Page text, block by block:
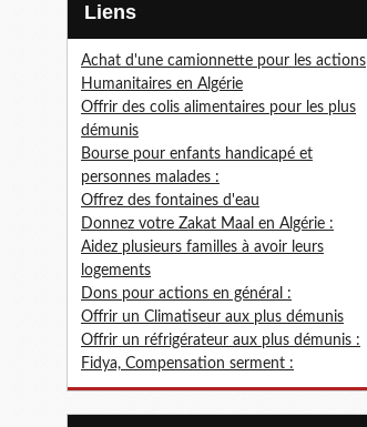
Liens
Achat d'une camionnette pour les actions
Humanitaires en Algérie
Offrir des colis alimentaires pour les plus
démunis
Bourse pour enfants handicapé et
personnes malades :
Offrez des fontaines d'eau
Donnez votre Zakat Maal en Algérie :
Aidez plusieurs familles à avoir leurs
logements
Dons pour actions en général :
Offrir un Climatiseur aux plus démunis
Offrir un réfrigérateur aux plus démunis :
Fidya, Compensation serment :